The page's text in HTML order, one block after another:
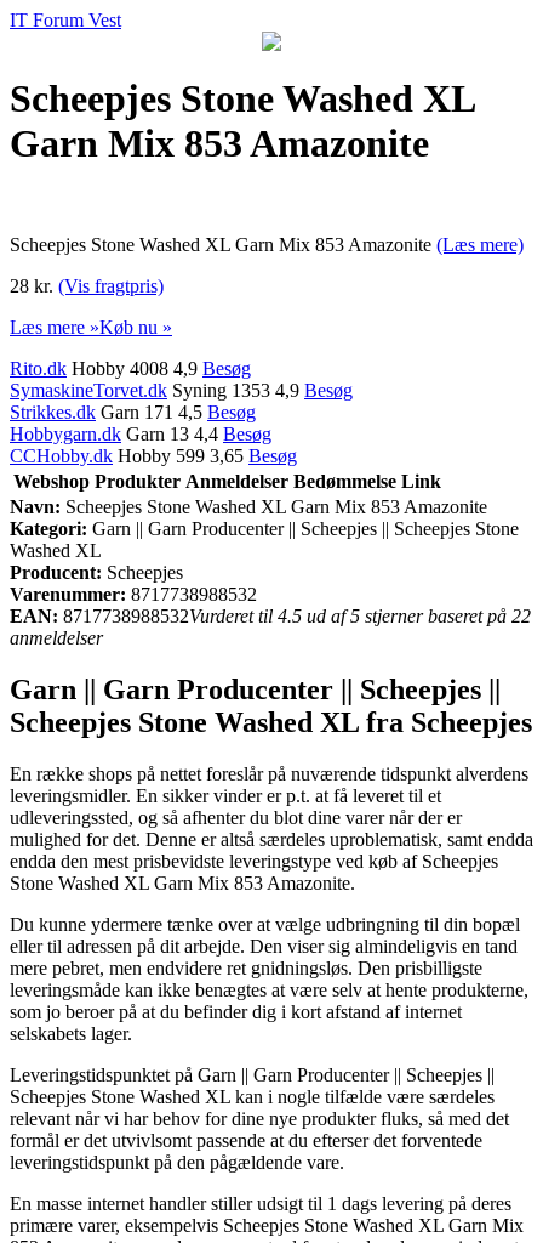
IT Forum Vest
Scheepjes Stone Washed XL
Garn Mix 853 Amazonite
Scheepjes Stone Washed XL Garn Mix 853 Amazonite (Læs mere)
28 kr. (Vis fragtpris)
Læs mere »Køb nu »
Rito.dk Hobby 4008 4,9 Besøg
SymaskineTorvet.dk Syning 1353 4,9 Besøg
Strikkes.dk Garn 171 4,5 Besøg
Hobbygarn.dk Garn 13 4,4 Besøg
CCHobby.dk Hobby 599 3,65 Besøg
Webshop Produkter Anmeldelser Bedømmelse Link
Navn: Scheepjes Stone Washed XL Garn Mix 853 Amazonite
Kategori: Garn || Garn Producenter || Scheepjes || Scheepjes Stone
Washed XL
Producent: Scheepjes
Varenummer: 8717738988532
EAN: 8717738988532Vurderet til 4.5 ud af 5 stjerner baseret på 22
anmeldelser
Garn || Garn Producenter || Scheepjes ||
Scheepjes Stone Washed XL fra Scheepjes
En række shops på nettet foreslår på nuværende tidspunkt alverdens
leveringsmidler. En sikker vinder er p.t. at få leveret til et
udleveringssted, og så afhenter du blot dine varer når der er
mulighed for det. Denne er altså særdeles uproblematisk, samt endda
endda den mest prisbevidste leveringstype ved køb af Scheepjes
Stone Washed XL Garn Mix 853 Amazonite.
Du kunne ydermere tænke over at vælge udbringning til din bopæl
eller til adressen på dit arbejde. Den viser sig almindeligvis en tand
mere pebret, men endvidere ret gnidningsløs. Den prisbilligste
leveringsmåde kan ikke benægtes at være selv at hente produkterne,
som jo beroer på at du befinder dig i kort afstand af internet
selskabets lager.
Leveringstidspunktet på Garn || Garn Producenter || Scheepjes ||
Scheepjes Stone Washed XL kan i nogle tilfælde være særdeles
relevant når vi har behov for dine nye produkter fluks, så med det
formål er det utvivlsomt passende at du efterser det forventede
leveringstidspunkt på den pågældende vare.
En masse internet handler stiller udsigt til 1 dags levering på deres
primære varer, eksempelvis Scheepjes Stone Washed XL Garn Mix